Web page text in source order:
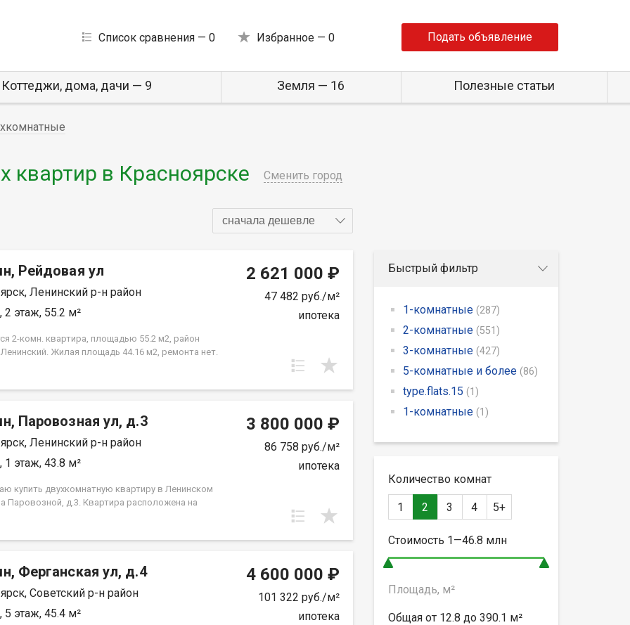
Список сравнения — 0 Избранное — 0 Подать объявление
Коттеджи, дома, дачи — 9 Земля — 16 Полезные статьи
в Красноярске Сменить город
сначала дешевле
Рейдовая ул
Ленинский р-н район
2 этаж, 55.2 м²
2-комн. квартира, площадью 55.2 м2, район
Жилая площадь 44.16 м2, ремонта нет.
2 621 000 ₽
47 482 руб./м²
ипотека
Паровозная ул, д.3
Ленинский р-н район
1 этаж, 43.8 м²
купить двухкомнатную квартиру в Ленинском
Паровозной, д.3. Квартира расположена на
во двор, высоко от земли. Квартира требует
вещей есть вместительная кладовка.
инфраструктура, в шаговой доступности школы,
Аэрокосмический колледж, автобусные
и все необходимое для комфортного
3 800 000 ₽
86 758 руб./м²
ипотека
Ферганская ул, д.4
Советский р-н район
5 этаж, 45.4 м²
4 600 000 ₽
101 322 руб./м²
ипотека
Быстрый фильтр
1-комнатные (287)
2-комнатные (551)
3-комнатные (427)
5-комнатные и более (86)
type.flats.15 (1)
1-комнатные (1)
Количество комнат
1 2 3 4 5+
Стоимость 1—46.8 млн
Площадь, м²
Общая от 12.8 до 390.1 м²